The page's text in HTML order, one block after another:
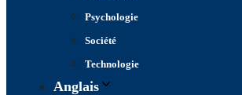
Psychologie
Société
Technologie
Anglais